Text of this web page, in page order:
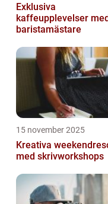
Exklusiva
kaffeupplevelser
baristamästare
15 november 2025
Kreativa
med skrivworkshops